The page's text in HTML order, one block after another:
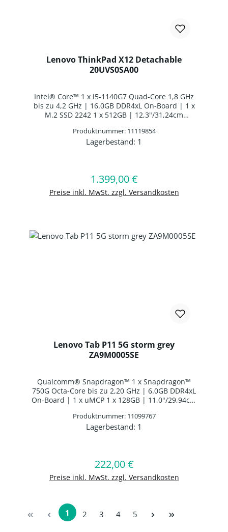
Lenovo ThinkPad X12 Detachable
20UVS0SA00
Intel® Core™ 1 x i5-1140G7 Quad-Core 1,8 GHz
bis zu 4,2 GHz | 16.0GB DDR4xL On-Board | 1 x
M.2 SSD 2242 1 x 512GB | 12,3"/31,24cm
Batteriebetrieben | Intel® Iris® Xe Graphics |
Webcam | WLAN: Intel Wi-Fi AX201
Hintergrundbeleuchtung | 1 x Li-Ion Batterie 4
Zellen Li-Ion Batterie
Produktnummer: 11119854
Lagerbestand: 1
Regulärer Preis:
1.399,00 €
Preise inkl. MwSt. zzgl. Versandkosten
In den Warenkorb
Lenovo Tab P11 5G storm grey
ZA9M0005SE
Qualcomm® Snapdragon™ 1 x Snapdragon™
750G Octa-Core bis zu 2,20 GHz | 6.0GB DDR4xL
On-Board | 1 x uMCP 1 x 128GB | 11,0"/29,94cm
Multi-Touch | Qualcomm Adreno™ 619 |
Webcam | WLAN: WLAN/Bluetooth Combo Chip |
Produktnummer: 11099767
Lagerbestand: 1
Regulärer Preis:
222,00 €
Preise inkl. MwSt. zzgl. Versandkosten
In den Warenkorb
Seite
1 Seite
2 Seite
3 Seite
4 Seite
5